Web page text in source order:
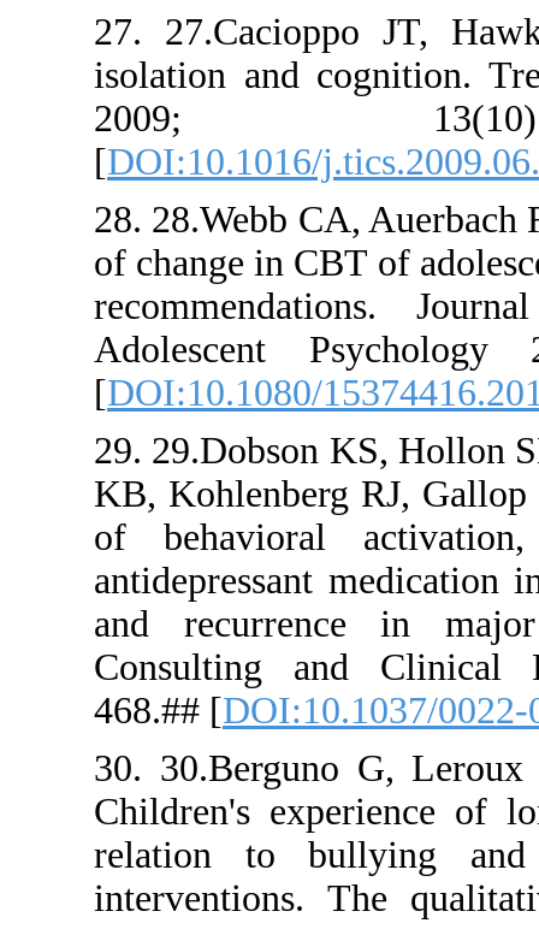
27.
isolation
[
28.
of change
[
29.
KB,
of
and
468.## [
30.
Children's
relation